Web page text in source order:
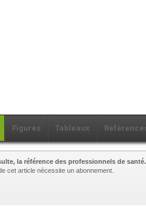
Figures Tableaux
la référence des professionnels de santé.
cet article nécessite un abonnement.